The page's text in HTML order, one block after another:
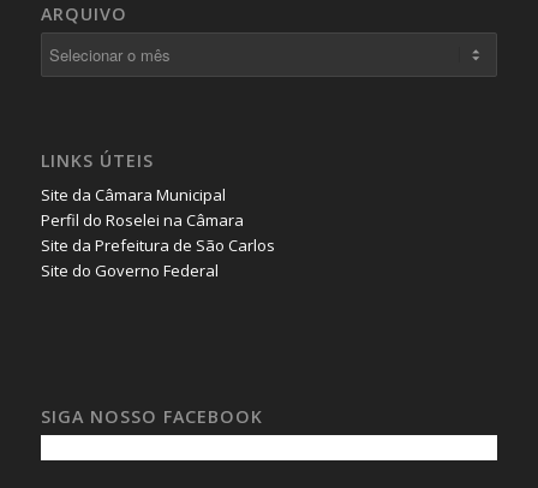
ARQUIVO
LINKS ÚTEIS
Site da Câmara Municipal
Perfil do Roselei na Câmara
Site da Prefeitura de São Carlos
Site do Governo Federal
SIGA NOSSO FACEBOOK